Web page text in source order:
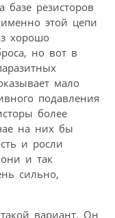
резисторов
этой цепи
хорошо
но вот в
мало
подавления
более
на них бы
и росли
и так
сильно,
вариант. Он